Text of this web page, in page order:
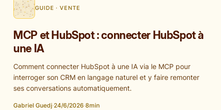
GUIDE · VENTE
MCP et HubSpot : connecter HubSpot à
une IA
Comment connecter HubSpot à une IA via le MCP pour
interroger son CRM en langage naturel et y faire remonter
ses conversations automatiquement.
Gabriel Guedj·24/6/2026·8min